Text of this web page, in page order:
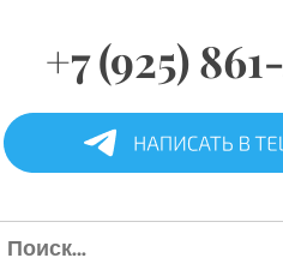
+7 (925)
Найти: